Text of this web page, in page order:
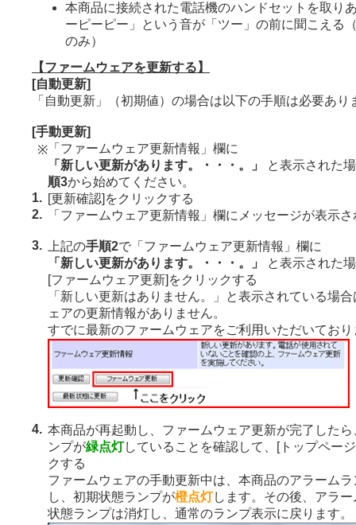
本商品に接続された電話機のハンドセットを取り
ーピーピー」という音が「ツー」の前に聞こえる
のみ）
【ファームウェアを更新する】
[自動更新]
「自動更新」（初期値）の場合は以下の手順は必要あり
[手動更新]
※ 「ファームウェア更新情報」欄に
「新しい更新があります。・・・。」
と表示された
順3から始めてください。
1.
[更新確認]をクリックする
2.
「ファームウェア更新情報」欄にメッセージが表示
3. 上記の手順2で「ファームウェア更新情報」欄に
「新しい更新があります。・・・。」
と表示された
[ファームウェア更新]をクリックする
「新しい更新はありません。」と表示されている場
ェアの更新情報がありません。
すでに最新のファームウェアをご利用いただいており
4. 本商品が再起動し、ファームウェア更新が完了した
ンプが緑点灯していることを確認して、[トップペー
クする
ファームウェアの手動更新中は、本商品のアラームラ
し、初期状態ランプが橙点灯します。その後、アラ
状態ランプは消灯し、通常のランプ表示に戻ります。